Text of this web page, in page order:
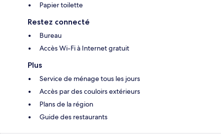
Papier toilette
Restez connecté
Bureau
Accès Wi-Fi à Internet gratuit
Plus
Service de ménage tous les jours
Accès par des couloirs extérieurs
Plans de la région
Guide des restaurants